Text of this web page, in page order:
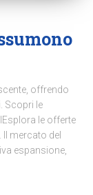
offrendo
Scopri le
le offerte
mercato del
espansione,